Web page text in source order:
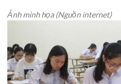
Ảnh minh họa (Nguồn internet)